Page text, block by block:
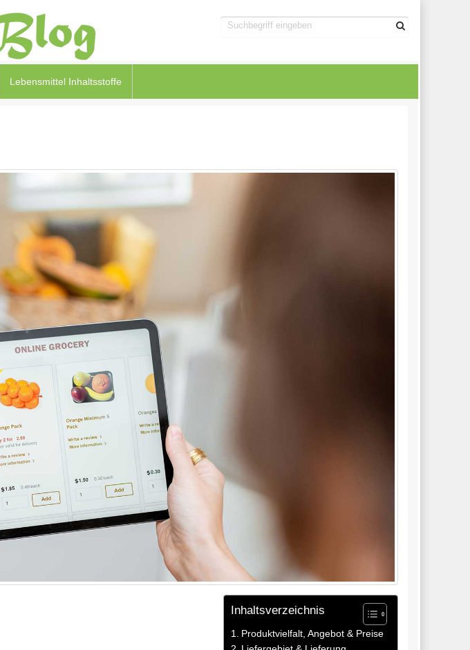
Lebensmittel Inhaltsstoffe
Inhaltsverzeichnis
Produktvielfalt, Angebot & Preise